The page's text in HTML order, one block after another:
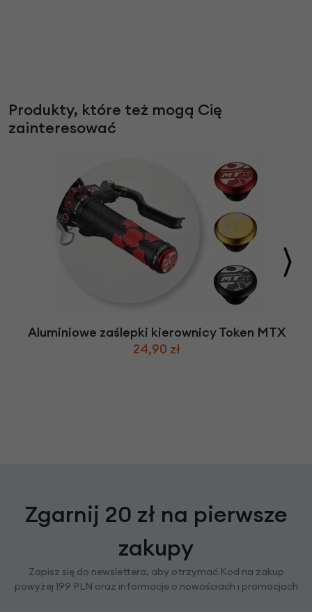
Produkty, które też mogą Cię
zainteresować
Aluminiowe zaślepki kierownicy Token MTX
24,90 zł
Zgarnij 20 zł na pierwsze
zakupy
Zapisz się do newslettera, aby otrzymać Kod na zakup
powyżej 199 PLN oraz informacje o nowościach i promocjach